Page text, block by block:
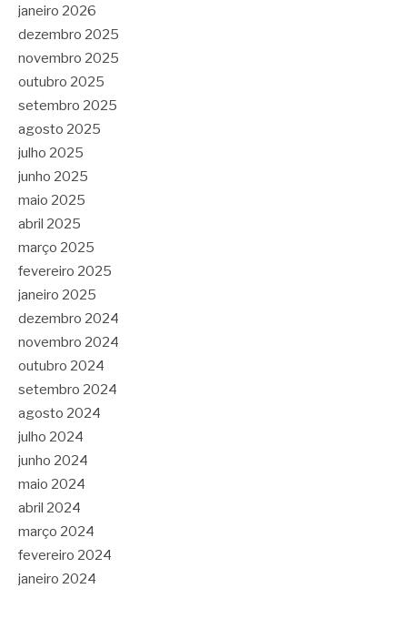
janeiro 2026
dezembro 2025
novembro 2025
outubro 2025
setembro 2025
agosto 2025
julho 2025
junho 2025
maio 2025
abril 2025
março 2025
fevereiro 2025
janeiro 2025
dezembro 2024
novembro 2024
outubro 2024
setembro 2024
agosto 2024
julho 2024
junho 2024
maio 2024
abril 2024
março 2024
fevereiro 2024
janeiro 2024